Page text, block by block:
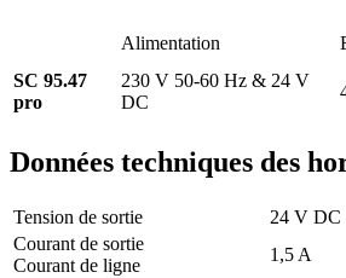
Alimentation
SC 95.47
pro
230 V 50-60 Hz & 24 V
DC
Données techniques des
Tension de sortie
24 V DC
Courant de sortie
Courant de ligne
1,5 A